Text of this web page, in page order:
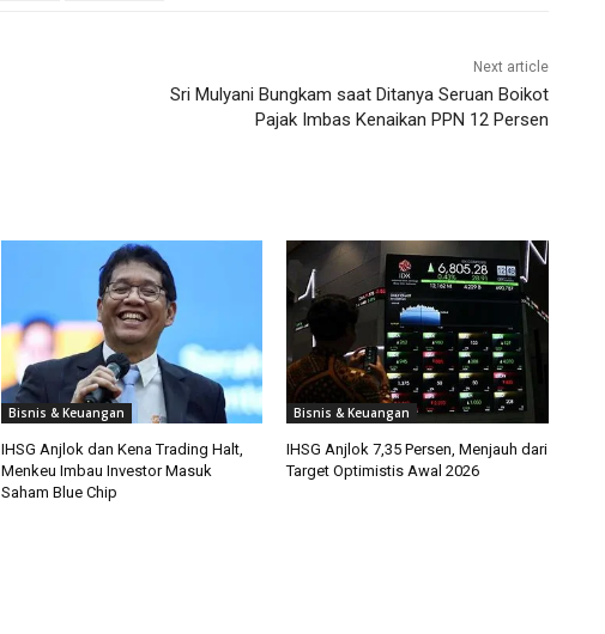
Next article
Sri Mulyani Bungkam saat Ditanya Seruan Boikot
Pajak Imbas Kenaikan PPN 12 Persen
Bisnis & Keuangan
IHSG Anjlok dan Kena Trading Halt,
Menkeu Imbau Investor Masuk
Saham Blue Chip
Bisnis & Keuangan
IHSG Anjlok 7,35 Persen, Menjauh dari
Target Optimistis Awal 2026